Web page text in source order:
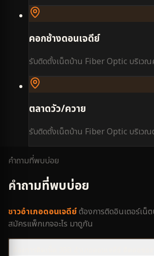
คอกช้างดอนเจดีย์
รับติดตั้งเน็ตบ้าน Fiber Optic บริเวณ
ตลาดวัว/ควาย
รับติดตั้งเน็ตบ้าน Fiber Optic บริเวณ
คำถามที่พบบ่อย
คำถามที่พบบ่อย
ชาวอำเภอดอนเจดีย์ต้องการติดอินเตอร์เน็
สมัครแพ็กเกจอะไร มาดูกัน